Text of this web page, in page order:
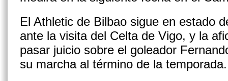
El Athletic de Bilbao sigue en estado
ante la visita del Celta de Vigo, y la
pasar juicio sobre el goleador
su marcha al término de la temporada.